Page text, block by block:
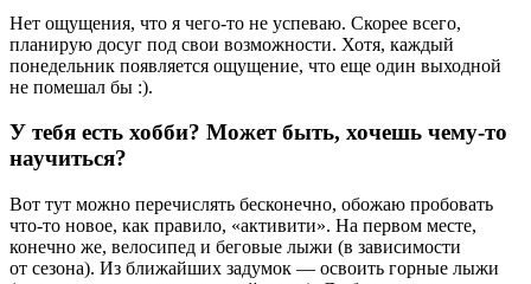
Нет ощущения, что я чего-то не успеваю. Скорее всего,
планирую досуг под свои возможности. Хотя, каждый
понедельник появляется ощущение, что еще один выходной
не помешал бы :).
У тебя есть хобби? Может быть, хочешь чему-то
научиться?
Вот тут можно перечислять бесконечно, обожаю пробовать
что-то новое, как правило, «активити». На первом месте,
конечно же, велосипед и беговые лыжи (в зависимости
от сезона). Из ближайших задумок — освоить горные лыжи